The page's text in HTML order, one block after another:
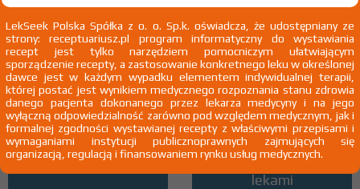
Wszystkie dawki leku
Interakcje z lekami
ATC
Interakcje z wieloma
lekami
LekSeek Polska Spółka z o. o. Sp.k. oświadcza, że udostępniany ze
strony: receptuariusz.pl program informatyczny do wystawiania
recept jest tylko narzędziem pomocniczym ułatwiającym
sporządzenie recepty, a zastosowanie konkretnego leku w określonej
dawce jest w każdym wypadku elementem indywidualnej terapii,
której postać jest wynikiem medycznego rozpoznania stanu zdrowia
danego pacjenta dokonanego przez lekarza medycyny i na jego
wyłączną odpowiedzialność zarówno pod względem medycznym, jak i
formalnej zgodności wystawianej recepty z właściwymi przepisami i
wymaganiami instytucji publicznoprawnych zajmujących się
organizacją, regulacją i finansowaniem rynku usług medycznych.